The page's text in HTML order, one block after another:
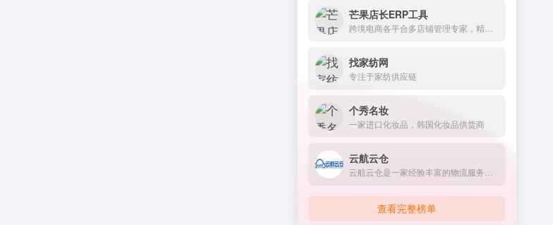
芒果店长ERP工具
找家纺网
专注于家纺供应链
个秀名妆
一家进口化妆品，韩国化妆品供货商
云航云仓
查看完整榜单